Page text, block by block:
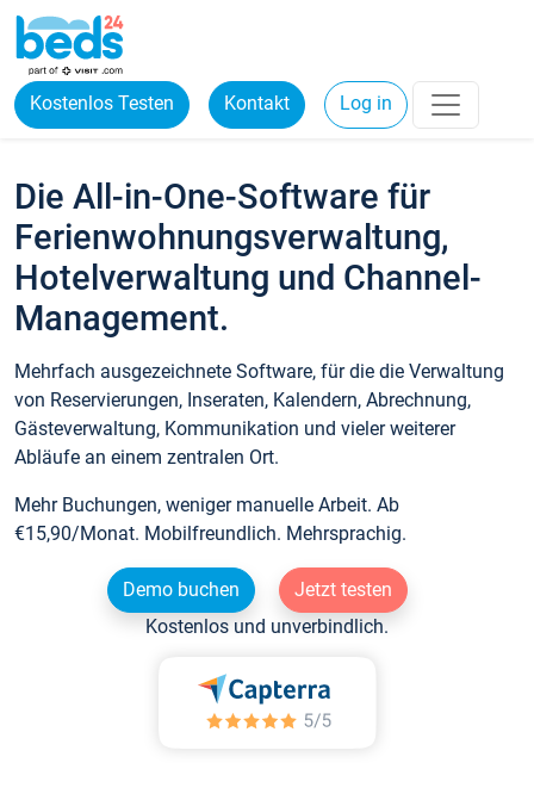
Kostenlos Testen Kontakt Log in
Die All-in-One-Software für
Ferienwohnungsverwaltung,
Hotelverwaltung und Channel-
Management.
Mehrfach ausgezeichnete Software, für die die Verwaltung
von Reservierungen, Inseraten, Kalendern, Abrechnung,
Gästeverwaltung, Kommunikation und vieler weiterer
Abläufe an einem zentralen Ort.
Mehr Buchungen, weniger manuelle Arbeit. Ab
€15,90/Monat. Mobilfreundlich. Mehrsprachig.
Demo buchen
Jetzt testen
Kostenlos und unverbindlich.